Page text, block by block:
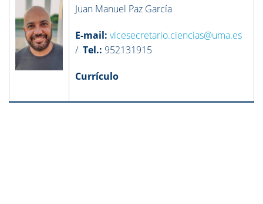
Juan Manuel Paz García
E-mail: vicesecretario.ciencias@uma.es
/ Tel.: 952131915
Currículo